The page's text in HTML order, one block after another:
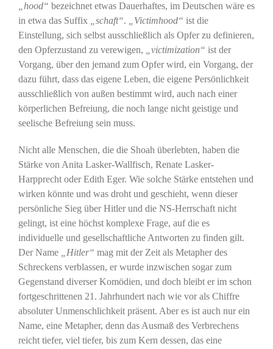
„hood“ bezeichnet etwas Dauerhaftes, im Deutschen wäre es
in etwa das Suffix „schaft“. „Victimhood“ ist die
Einstellung, sich selbst ausschließlich als Opfer zu definieren,
den Opferzustand zu verewigen, „victimization“ ist der
Vorgang, über den jemand zum Opfer wird, ein Vorgang, der
dazu führt, dass das eigene Leben, die eigene Persönlichkeit
ausschließlich von außen bestimmt wird, auch nach einer
körperlichen Befreiung, die noch lange nicht geistige und
seelische Befreiung sein muss.
Nicht alle Menschen, die die Shoah überlebten, haben die
Stärke von Anita Lasker-Wallfisch, Renate Lasker-
Harpprecht oder Edith Eger. Wie solche Stärke entstehen und
wirken könnte und was droht und geschieht, wenn dieser
persönliche Sieg über Hitler und die NS-Herrschaft nicht
gelingt, ist eine höchst komplexe Frage, auf die es
individuelle und gesellschaftliche Antworten zu finden gilt.
Der Name „Hitler“ mag mit der Zeit als Metapher des
Schreckens verblassen, er wurde inzwischen sogar zum
Gegenstand diverser Komödien, und doch bleibt er im schon
fortgeschrittenen 21. Jahrhundert nach wie vor als Chiffre
absoluter Unmenschlichkeit präsent. Aber es ist auch nur ein
Name, eine Metapher, denn das Ausmaß des Verbrechens
reicht tiefer, viel tiefer, bis zum Kern dessen, das eine